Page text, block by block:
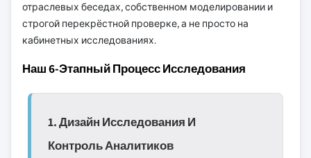
отраслевых беседах, собственном моделировании и
строгой перекрёстной проверке, а не просто на
кабинетных исследованиях.
Наш 6-Этапный Процесс Исследования
1. Дизайн Исследования И
Контроль Аналитиков